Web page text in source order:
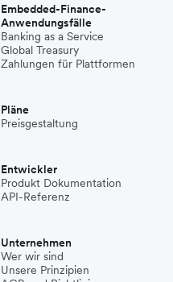
Embedded-Finance-
Anwendungsfälle
Banking as a Service
Global Treasury
Zahlungen für Plattformen
Pläne
Preisgestaltung
Entwickler
Produkt Dokumentation
API-Referenz
Unternehmen
Wer wir sind
Unsere Prinzipien